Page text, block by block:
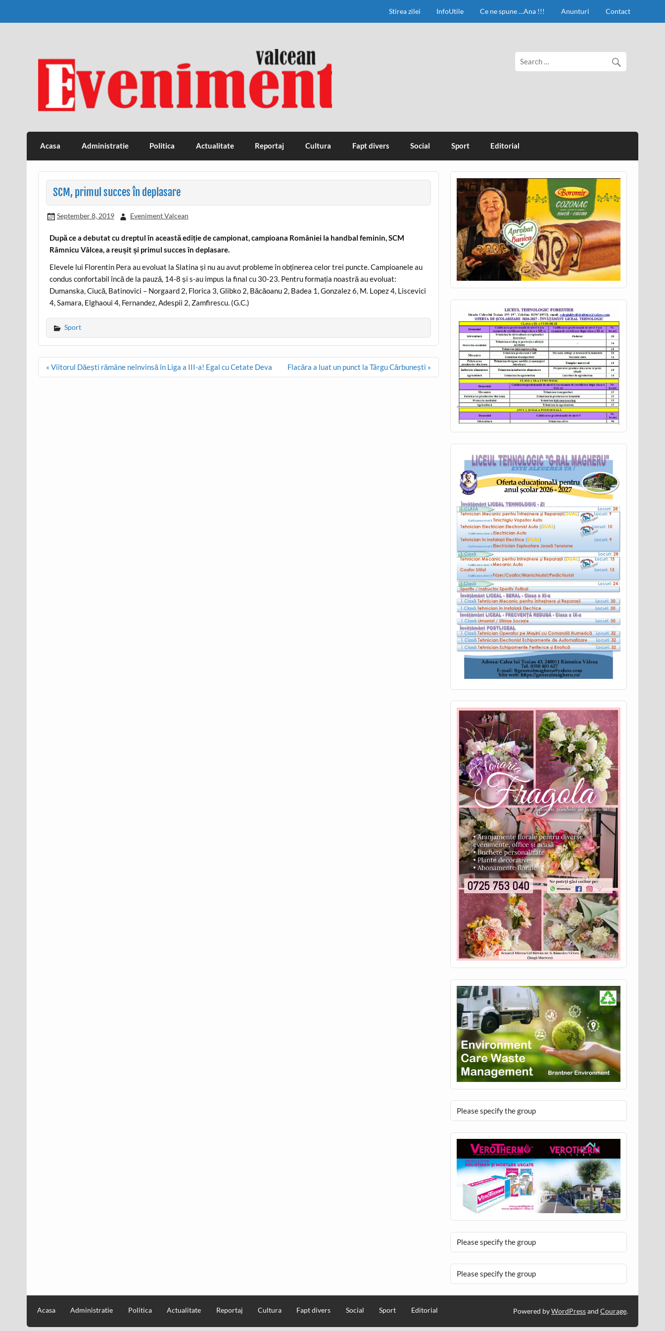
Stirea zilei InfoUtile Ce ne spune …Ana !!! Anunturi Contact
Eveniment Valcean
Acasa Administratie Politica Actualitate Reportaj Cultura Fapt divers Social Sport Editorial
SCM, primul succes în deplasare
September 8, 2019 Eveniment Valcean
După ce a debutat cu dreptul în această ediție de campionat, campioana României la handbal feminin, SCM
Râmnicu Vâlcea, a reușit și primul succes în deplasare.
Elevele lui Florentin Pera au evoluat la Slatina și nu au avut probleme în obținerea celor trei puncte. Campioanele au
condus confortabil încă de la pauză, 14-8 și s-au impus la final cu 30-23. Pentru formația noastră au evoluat:
Dumanska, Ciucă, Batinovici – Norgaard 2, Florica 3, Glibko 2, Băcăoanu 2, Badea 1, Gonzalez 6, M. Lopez 4, Liscevici
4, Samara, Elghaoui 4, Fernandez, Adespii 2, Zamfirescu. (G.C.)
Sport
Post
« Viitorul Dăești rămâne neînvinsă în Liga a III-a! Egal cu Cetate Deva Flacăra a luat un punct la Târgu Cărbunești »
Please specify the group
Please specify the group
Please specify the group
Acasa Administratie Politica Actualitate Reportaj Cultura Fapt divers Social Sport Editorial Powered byWordPressand Courage.